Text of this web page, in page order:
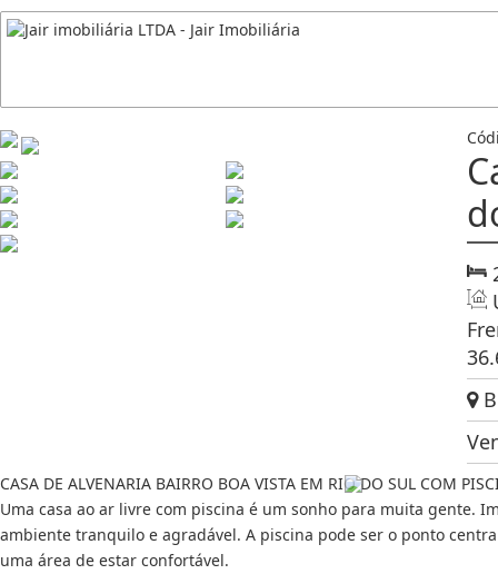
36
CASA DE ALVENARIA BAIRRO BOA VISTA EM RIO DO SUL COM
Uma casa ao ar livre com piscina é um sonho para muita gente.
ambiente tranquilo e agradável. A piscina pode ser o ponto
uma área de estar confortável.